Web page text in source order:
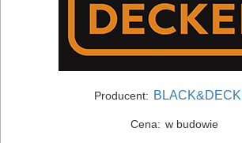
Producent:
Cena: w budowie